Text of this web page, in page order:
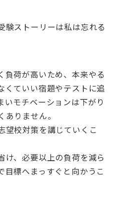
験ストーリーは私は忘れる
負荷が高いため、本来やる
くていい宿題やテストに追
いモチベーションは下がり
りません。
望校対策を講じていくこ
け、必要以上の負荷を減ら
目標へまっすぐと向かうこ